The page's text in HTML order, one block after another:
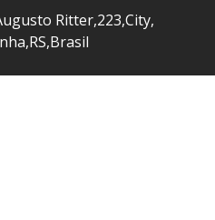
Ritter,223,City,
,RS,Brasil